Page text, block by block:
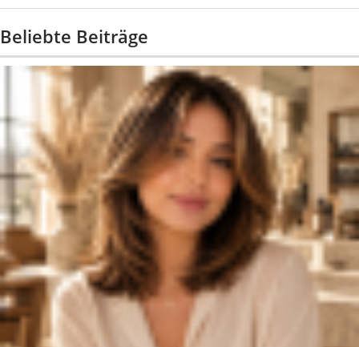
Beliebte Beiträge